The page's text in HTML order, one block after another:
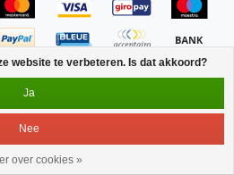
Inloggen
website te verbeteren. Is dat akkoord?
Ja
Nee
over cookies »